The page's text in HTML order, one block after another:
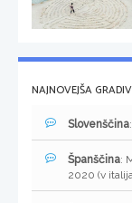
NAJNOVEJŠA
Slovenščina
Španščina:
2020 (v